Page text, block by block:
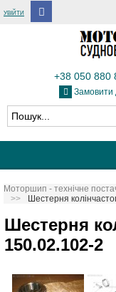
УВІЙТИ
+38 050 880
Замовити
Моторшип - технічне
Шестерня
Шестерня
150.02.102-2